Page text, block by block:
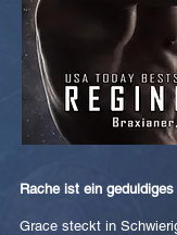
Rache ist ein
Grace steckt in